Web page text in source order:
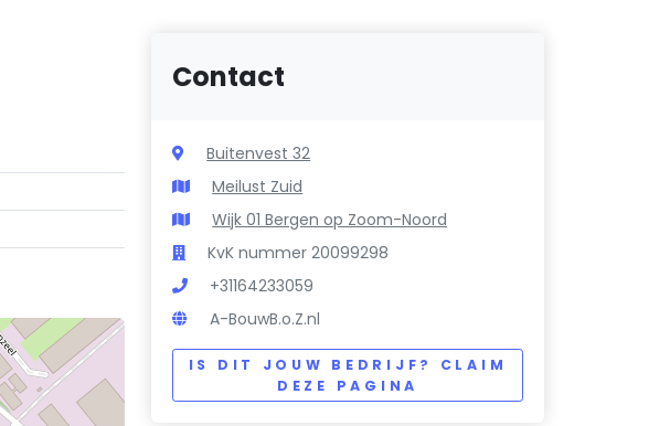
Contact
Buitenvest 32
Meilust Zuid
Wijk 01 Bergen op Zoom-Noord
KvK nummer 20099298
+31164233059
A-BouwB.o.Z.nl
IS DIT JOUW BEDRIJF? CLAIM
DEZE PAGINA